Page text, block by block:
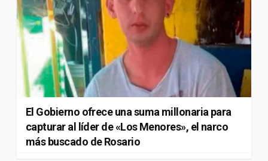
El Gobierno ofrece una suma millonaria para
capturar al líder de «Los Menores», el narco
más buscado de Rosario